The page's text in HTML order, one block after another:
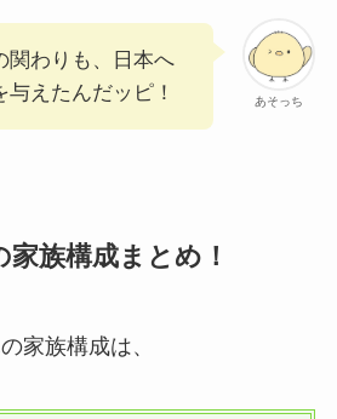
あそっち
関わりも、日本へ
えたんだッピ！
族構成まとめ！
家族構成は、